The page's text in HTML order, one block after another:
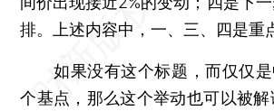
排。上述内容中，一、三、四是重
如果没有这个标题，而仅仅是
个基点，那么这个举动也可以被